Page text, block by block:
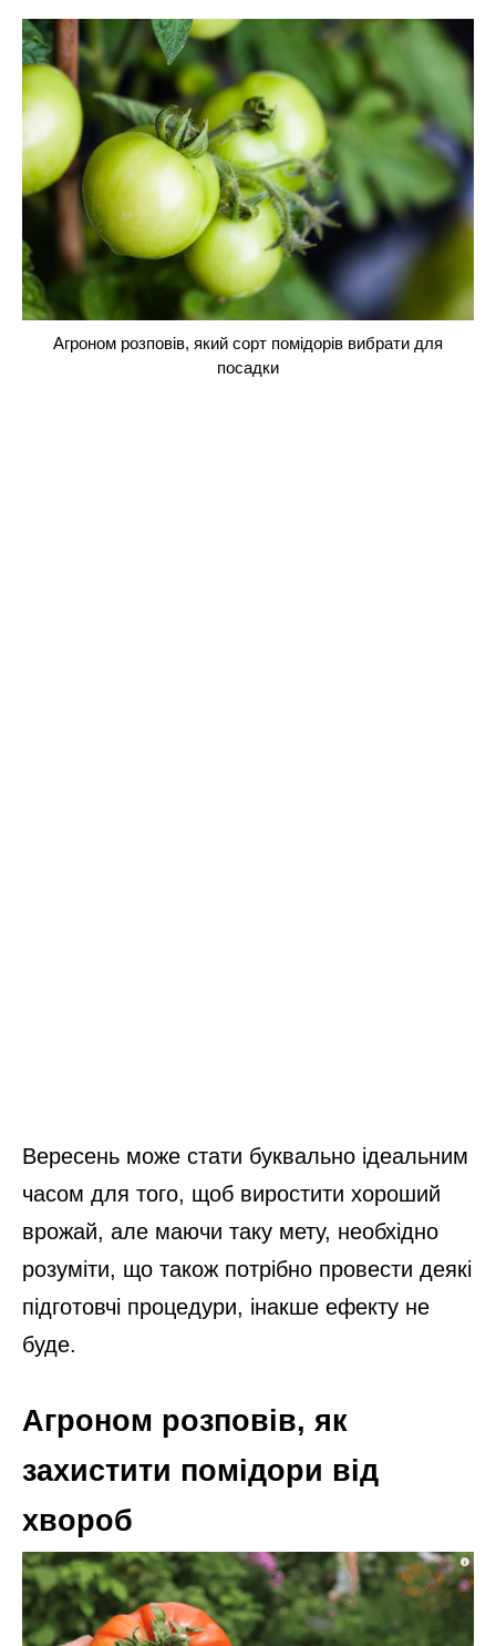
Агроном розповів, який сорт помідорів вибрати для
посадки
Вересень може стати буквально ідеальним
часом для того, щоб виростити хороший
врожай, але маючи таку мету, необхідно
розуміти, що також потрібно провести деякі
підготовчі процедури, інакше ефекту не
буде.
Агроном розповів, як
захистити помідори від
хвороб